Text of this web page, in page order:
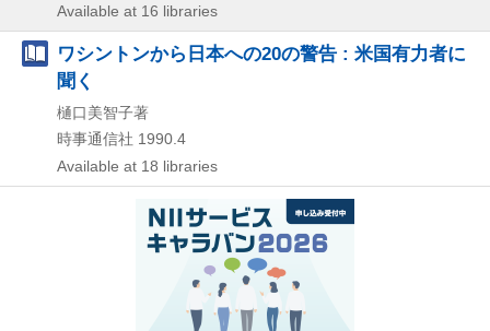
Available at 16 libraries
ワシントンから日本への20の警告 : 米国有力者に
聞く
樋口美智子著
時事通信社 1990.4
Available at 18 libraries